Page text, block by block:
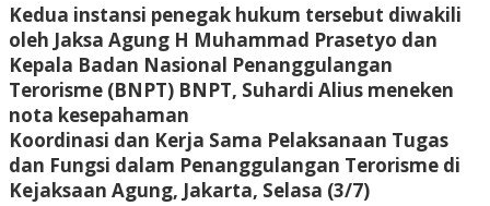
Kedua instansi penegak hukum tersebut diwakili
oleh Jaksa Agung H Muhammad Prasetyo dan
Kepala Badan Nasional Penanggulangan
Terorisme (BNPT) BNPT, Suhardi Alius meneken
nota kesepahaman
Koordinasi dan Kerja Sama Pelaksanaan Tugas
dan Fungsi dalam Penanggulangan Terorisme di
Kejaksaan Agung, Jakarta, Selasa (3/7)